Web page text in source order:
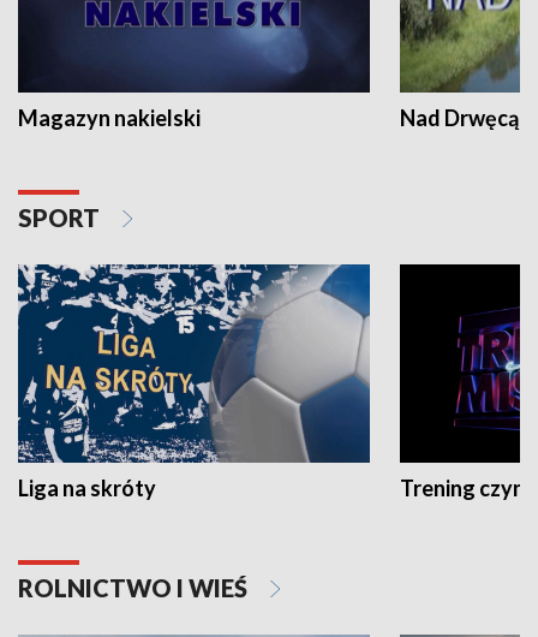
Magazyn nakielski Nad Drwęcą
SPORT
Liga na skróty Trening czyni
ROLNICTWO I WIEŚ